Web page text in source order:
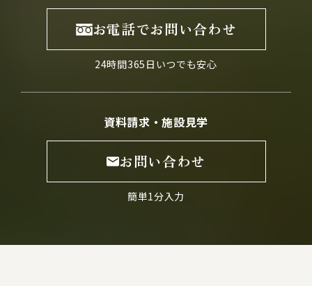
お電話でお問い合わせ
24時間365日いつでも安心
資料請求・施設見学
お問い合わせ
簡単1分入力